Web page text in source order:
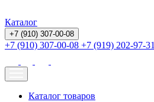
Каталог
+7 (910) 307-00-08
+7 (910) 307-00-08 +7 (919) 202-97-31
Каталог товаров